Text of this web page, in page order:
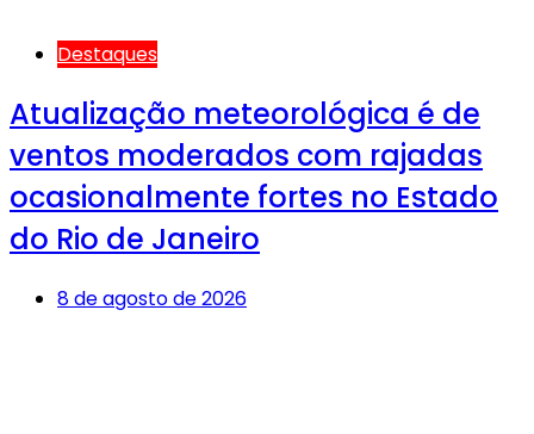
Destaques
Atualização meteorológica é de
ventos moderados com rajadas
ocasionalmente fortes no Estado
do Rio de Janeiro
8 de agosto de 2026